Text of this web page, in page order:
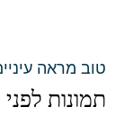
טוב מראה
תמונות